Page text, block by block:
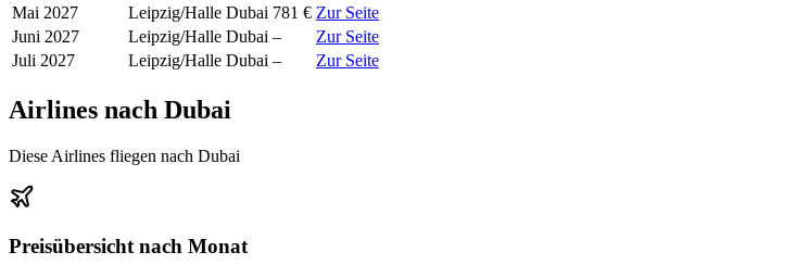
Mai 2027
Leipzig/Halle Dubai 781 € Zur Seite
Juni 2027
Leipzig/Halle Dubai –
Zur Seite
Juli 2027
Leipzig/Halle Dubai – Zur Seite
Airlines nach Dubai
Diese Airlines fliegen nach Dubai
Preisübersicht nach Monat